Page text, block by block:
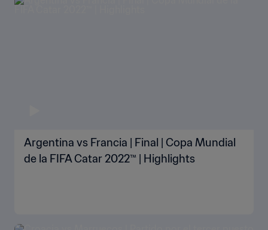
Argentina vs Francia | Final | Copa Mundial
de la FIFA Catar 2022™ | Highlights